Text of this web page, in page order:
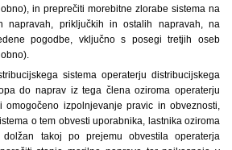
in preprečiti morebitne zlorabe sistema na
napravah, priključkih in ostalih napravah, na
pogodbe, vključno s posegi tretjih oseb
sistema operaterju distribucijskega
do naprav iz tega člena oziroma operaterju
omogočeno izpolnjevanje pravic in obveznosti,
o tem obvesti uporabnika, lastnika oziroma
takoj po prejemu obvestila operaterja